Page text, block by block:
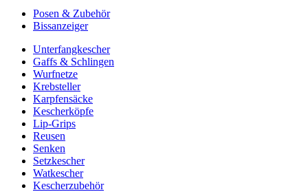
Posen & Zubehör
Bissanzeiger
Unterfangkescher
Gaffs & Schlingen
Wurfnetze
Krebsteller
Karpfensäcke
Kescherköpfe
Lip-Grips
Reusen
Senken
Setzkescher
Watkescher
Kescherzubehör